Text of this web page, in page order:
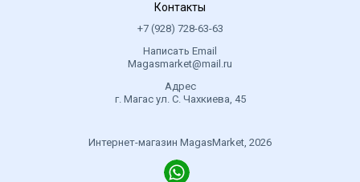
Контакты
+7 (928) 728-63-63
Написать Email
Magasmarket@mail.ru
Адрес
г. Магас ул. С. Чахкиева, 45
Интернет-магазин MagasMarket, 2026